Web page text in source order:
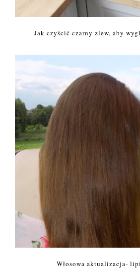
Jak czyścić czarny zlew, aby
Włosowa aktualizacja-